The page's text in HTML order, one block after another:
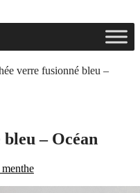
verre fusionné bleu –
– Océan